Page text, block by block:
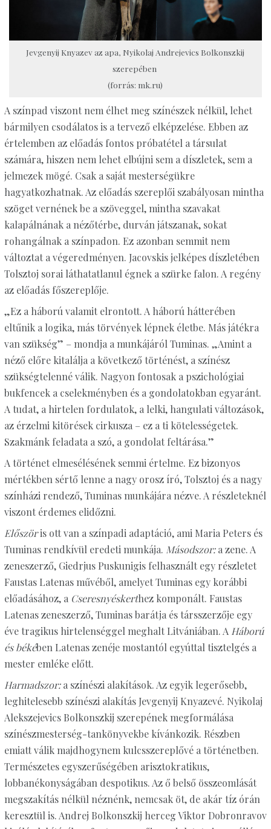
Jevgenyij Knyazev az apa, Nyikolaj Andrejevics Bolkonszkij
szerepében
(forrás: mk.ru)
A színpad viszont nem élhet meg színészek nélkül, lehet
bármilyen csodálatos is a tervező elképzelése. Ebben az
értelemben az előadás fontos próbatétel a társulat
számára, hiszen nem lehet elbújni sem a díszletek, sem a
jelmezek mögé. Csak a saját mesterségükre
hagyatkozhatnak. Az előadás szereplői szabályosan mintha
szöget vernének be a szöveggel, mintha szavakat
kalapálnának a nézőtérbe, durván játszanak, sokat
rohangálnak a színpadon. Ez azonban semmit nem
változtat a végeredményen. Jacovskis jelképes díszletében
Tolsztoj sorai láthatatlanul égnek a szürke falon. A regény
az előadás főszereplője.
„Ez a háború valamit elrontott. A háború hátterében
eltűnik a logika, más törvények lépnek életbe. Más játékra
van szükség” – mondja a munkájáról Tuminas. „Amint a
néző előre kitalálja a következő történést, a színész
szükségtelenné válik. Nagyon fontosak a pszichológiai
bukfencek a cselekményben és a gondolatokban egyaránt.
A tudat, a hirtelen fordulatok, a lelki, hangulati változások,
az érzelmi kitörések cirkusza – ez a ti kötelességetek.
Szakmánk feladata a szó, a gondolat feltárása.”
A történet elmesélésének semmi értelme. Ez bizonyos
mértékben sértő lenne a nagy orosz író, Tolsztoj és a nagy
színházi rendező, Tuminas munkájára nézve. A részleteknél
viszont érdemes elidőzni.
Előszöris ott van a színpadi adaptáció, ami Maria Peters és
Tuminas rendkívül eredeti munkája. Másodszor:a zene. A
zeneszerző, Giedrjus Puskunigis felhasznált egy részletet
Faustas Latenas művéből, amelyet Tuminas egy korábbi
előadásához, a Cseresnyéskerthez komponált. Faustas
Latenas zeneszerző, Tuminas barátja és társszerzője egy
éve tragikus hirtelenséggel meghalt Litvániában. A Háború
és békében Latenas zenéje mostantól egyúttal tisztelgés a
mester emléke előtt.
Harmadszor:a színészi alakítások. Az egyik legerősebb,
leghitelesebb színészi alakítás Jevgenyij Knyazevé. Nyikolaj
Alekszejevics Bolkonszkij szerepének megformálása
színészmesterség-tankönyvekbe kívánkozik. Részben
emiatt válik majdhogynem kulcsszereplővé a történetben.
Természetes egyszerűségében arisztokratikus,
lobbanékonyságában despotikus. Az ő belső összeomlását
megszakítás nélkül néznénk, nemcsak öt, de akár tíz órán
keresztül is. Andrej Bolkonszkij herceg Viktor Dobronravov